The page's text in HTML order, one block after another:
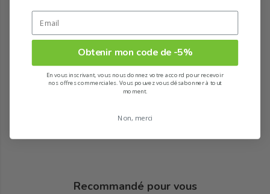
Recommandé pour vous
Obtenir mon code de -5%
En vous inscrivant, vous nous donnez votre accord pour recevoir
nos offres commerciales. Vous pouvez vous désabonner à tout
moment.
Non, merci